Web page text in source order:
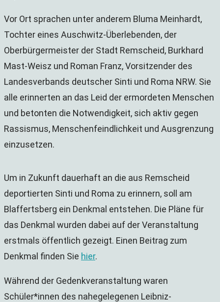
Vor Ort sprachen unter anderem Bluma Meinhardt,
Tochter eines Auschwitz-Überlebenden, der
Oberbürgermeister der Stadt Remscheid, Burkhard
Mast-Weisz und Roman Franz, Vorsitzender des
Landesverbands deutscher Sinti und Roma NRW. Sie
alle erinnerten an das Leid der ermordeten Menschen
und betonten die Notwendigkeit, sich aktiv gegen
Rassismus, Menschenfeindlichkeit und Ausgrenzung
einzusetzen.
Um in Zukunft dauerhaft an die aus Remscheid
deportierten Sinti und Roma zu erinnern, soll am
Blaffertsberg ein Denkmal entstehen. Die Pläne für
das Denkmal wurden dabei auf der Veranstaltung
erstmals öffentlich gezeigt. Einen Beitrag zum
Denkmal finden Sie hier.
Während der Gedenkveranstaltung waren
Schüler*innen des nahegelegenen Leibniz-